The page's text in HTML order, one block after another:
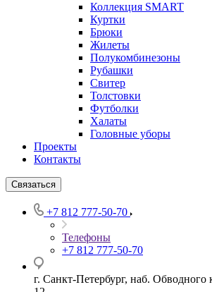
Коллекция SMART
Куртки
Брюки
Жилеты
Полукомбинезоны
Рубашки
Свитер
Толстовки
Футболки
Халаты
Головные уборы
Проекты
Контакты
Связаться
+7 812 777-50-70
Телефоны
+7 812 777-50-70
г. Санкт-Петербург, наб. Обводного